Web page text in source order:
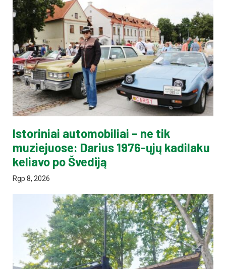
Istoriniai automobiliai – ne tik
muziejuose: Darius 1976-ųjų kadilaku
keliavo po Švediją
Rgp 8, 2026